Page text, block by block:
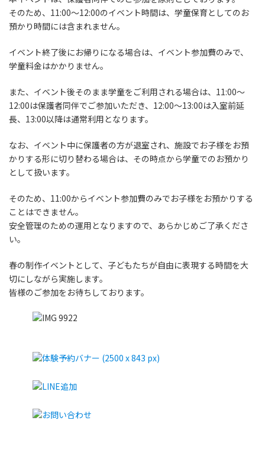
そのため、11:00〜12:00のイベント時間は、学童保育としてのお
預かり時間には含まれません。
イベント終了後にお帰りになる場合は、イベント参加費のみで、
学童料金はかかりません。
また、イベント後そのまま学童をご利用される場合は、11:00〜
12:00は保護者同伴でご参加いただき、12:00〜13:00は入室前延
長、13:00以降は通常利用となります。
なお、イベント中に保護者の方が退室され、施設でお子様をお預
かりする形に切り替わる場合は、その時点から学童でのお預かり
として扱います。
そのため、11:00からイベント参加費のみでお子様をお預かりする
ことはできません。
安全管理のための運用となりますので、あらかじめご了承くださ
い。
春の制作イベントとして、子どもたちが自由に表現する時間を大
切にしながら実施します。
皆様のご参加をお待ちしております。